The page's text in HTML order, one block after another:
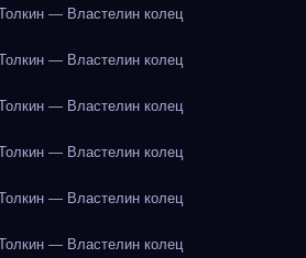
— Властелин колец
— Властелин колец
— Властелин колец
— Властелин колец
— Властелин колец
— Властелин колец